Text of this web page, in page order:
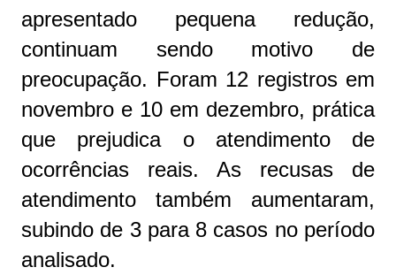
apresentado pequena redução,
continuam sendo motivo de
preocupação. Foram 12 registros em
novembro e 10 em dezembro, prática
que prejudica o atendimento de
ocorrências reais. As recusas de
atendimento também aumentaram,
subindo de 3 para 8 casos no período
analisado.